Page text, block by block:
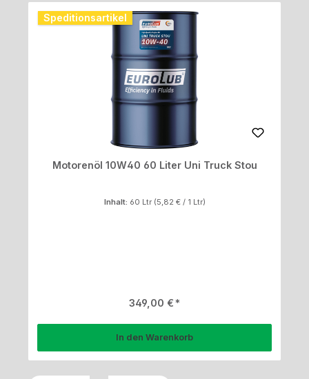
Speditionsartikel
Motorenöl 10W40 60 Liter Uni Truck Stou
Inhalt: 60 Ltr (5,82 € / 1 Ltr)
Regulärer Preis:
349,00 €
In den Warenkorb